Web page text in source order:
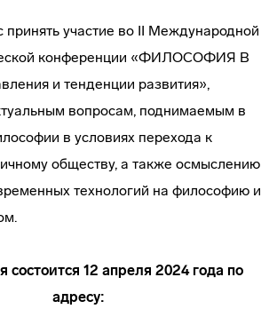
участие во II Международной
конференции «ФИЛОСОФИЯ В
и тенденции развития»,
вопросам, поднимаемым в
в условиях перехода к
обществу, а также осмыслению
технологий на философию и
состоится 12 апреля 2024 года по
адресу: